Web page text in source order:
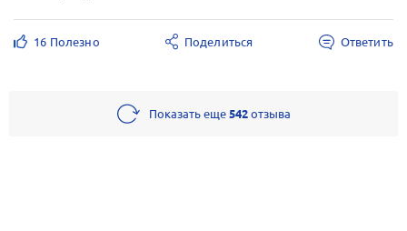
16 Полезно Поделиться Ответить
Показать еще542отзыва